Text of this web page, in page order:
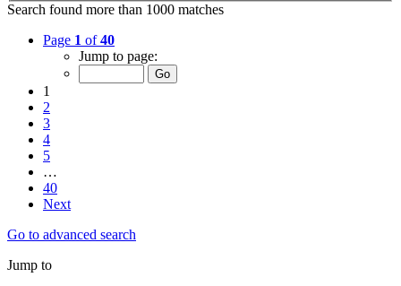
Search found more than 1000 matches
Page 1 of40
Jump to page:
1
2
3
4
5
…
40
Next
Go to advanced search
Jump to